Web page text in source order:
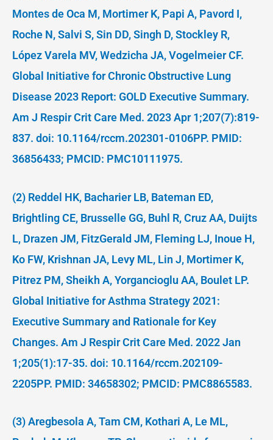
Montes de Oca M, Mortimer K, Papi A, Pavord I,
Roche N, Salvi S, Sin DD, Singh D, Stockley R,
López Varela MV, Wedzicha JA, Vogelmeier CF.
Global Initiative for Chronic Obstructive Lung
Disease 2023 Report: GOLD Executive Summary.
Am J Respir Crit Care Med. 2023 Apr 1;207(7):819-
837. doi: 10.1164/rccm.202301-0106PP. PMID:
36856433; PMCID: PMC10111975.
(2) Reddel HK, Bacharier LB, Bateman ED,
Brightling CE, Brusselle GG, Buhl R, Cruz AA, Duijts
L, Drazen JM, FitzGerald JM, Fleming LJ, Inoue H,
Ko FW, Krishnan JA, Levy ML, Lin J, Mortimer K,
Pitrez PM, Sheikh A, Yorgancioglu AA, Boulet LP.
Global Initiative for Asthma Strategy 2021:
Executive Summary and Rationale for Key
Changes. Am J Respir Crit Care Med. 2022 Jan
1;205(1):17-35. doi: 10.1164/rccm.202109-
2205PP. PMID: 34658302; PMCID: PMC8865583.
(3) Aregbesola A, Tam CM, Kothari A, Le ML,